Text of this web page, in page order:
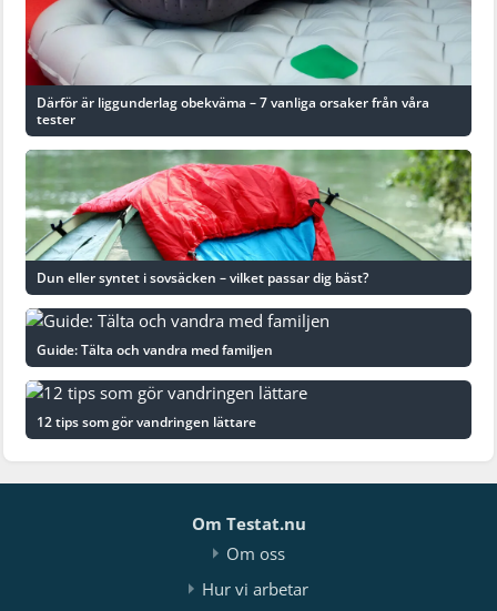
Därför är liggunderlag obekväma – 7 vanliga orsaker från våra
tester
Dun eller syntet i sovsäcken – vilket passar dig bäst?
Guide: Tälta och vandra med familjen
12 tips som gör vandringen lättare
Om Testat.nu
Om oss
Hur vi arbetar